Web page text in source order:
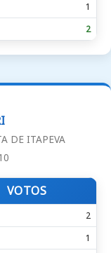
1
2
DE ITAPEVA
VOTOS
2
1